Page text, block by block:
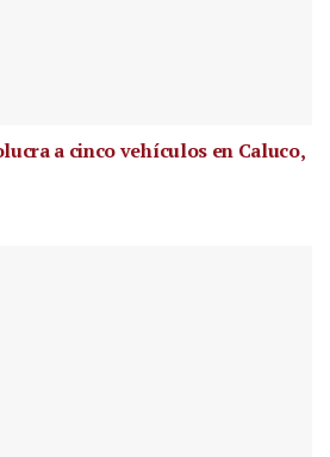
a cinco vehículos en Caluco,